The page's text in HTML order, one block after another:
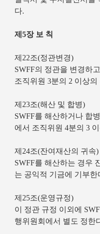
다.
제5장 보 칙
제22조(정관변경)
SWFF의 정관을 변경하
조직위원 3분의 2 이상
제23조(해산 및 합병)
SWFF를 해산하거나 합
에서 조직위원 4분의 3
제24조(잔여재산의 귀속)
SWFF를 해산하는 경우
는 공익적 기금에 기부한
제25조(운영규정)
이 정관 규정 이외에
행위원회에서 별도 정한